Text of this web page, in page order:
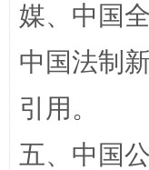
漫山遍野的桃花
媒、中国
中国法制
引用。
五、中国